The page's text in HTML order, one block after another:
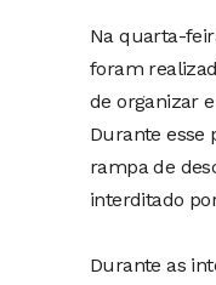
Na quarta-
foram
de organizar
Durante esse
rampa de
interditado
Durante as